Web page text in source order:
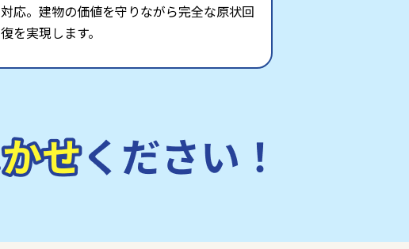
対応。建物の価値を守りながら完全な原状回
復を実現します。